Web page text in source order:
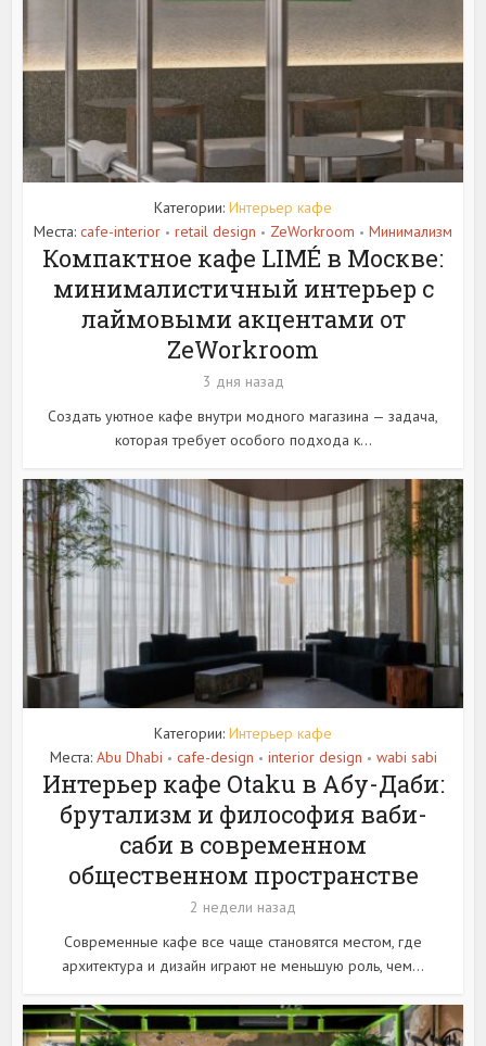
Категории: Интерьер кафе
Места: cafe-interior • retail design • ZeWorkroom • Минимализм
Компактное кафе LIMÉ в Москве:
минималистичный интерьер с
лаймовыми акцентами от
ZeWorkroom
3 дня назад
Создать уютное кафе внутри модного магазина — задача,
которая требует особого подхода к...
Категории: Интерьер кафе
Места: Abu Dhabi • cafe-design • interior design • wabi sabi
Интерьер кафе Otaku в Абу-Даби:
брутализм и философия ваби-
саби в современном
общественном пространстве
2 недели назад
Современные кафе все чаще становятся местом, где
архитектура и дизайн играют не меньшую роль, чем...